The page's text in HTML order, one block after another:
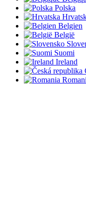
Polska
Belgien
België
Suomi
Ireland